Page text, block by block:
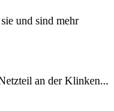
und sind mehr
an der Klinken...